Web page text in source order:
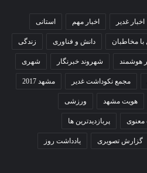
اخبار غدیر اخبار مهم استانی
با مخاطبان دانش و فناوری زندگی
هوشمند شهروند خبرنگار شهری
مجمع نکوداشت غدیر مشهد 2017
هویت مشهد ورزشی
معنوی پربازدیدترین ها
گزارش تصویری یادداشت روز